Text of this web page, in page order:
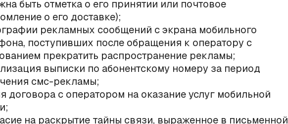
быть отметка о его принятии или почтовое
о его доставке);
рекламных сообщений с экрана мобильного
поступивших после обращения к оператору с
прекратить распространение рекламы;
выписки по абонентскому номеру за период
смс-рекламы;
договора с оператором на оказание услуг мобильной
на раскрытие тайны связи, выраженное в письменной